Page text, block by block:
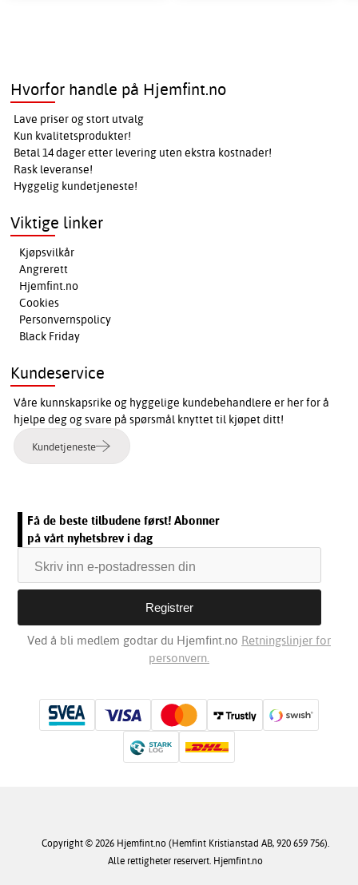
Hvorfor handle på Hjemfint.no
Lave priser og stort utvalg
Kun kvalitetsprodukter!
Betal 14 dager etter levering uten ekstra kostnader!
Rask leveranse!
Hyggelig kundetjeneste!
Viktige linker
Kjøpsvilkår
Angrerett
Hjemfint.no
Cookies
Personvernspolicy
Black Friday
Kundeservice
Våre kunnskapsrike og hyggelige kundebehandlere er her for å
hjelpe deg og svare på spørsmål knyttet til kjøpet ditt!
Kundetjeneste
Få de beste tilbudene først! Abonner
på vårt nyhetsbrev i dag
Ved å bli medlem godtar du Hjemfint.no Retningslinjer for
personvern.
Copyright © 2026 Hjemfint.no (Hemfint Kristianstad AB, 920 659 756).
Alle rettigheter reservert. Hjemfint.no